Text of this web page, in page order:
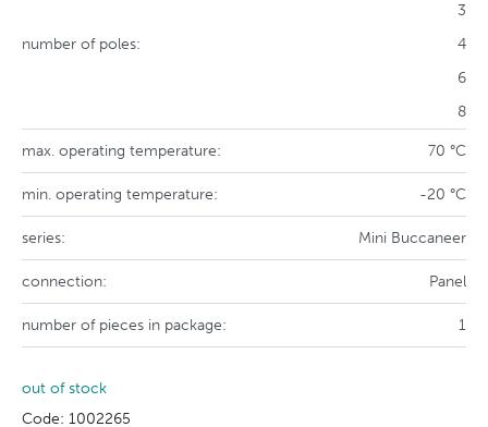
number of poles:
3
4
6
8
max. operating temperature: 70 °C
min. operating temperature: -20 °C
series: Mini Buccaneer
connection: Panel
number of pieces in package: 1
out of stock
Code: 1002265